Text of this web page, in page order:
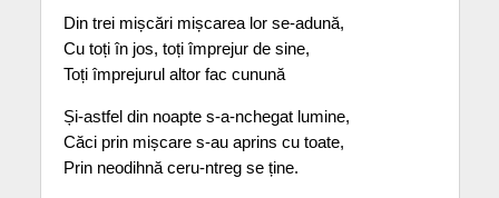
Din trei mișcări mișcarea lor se-adună,
Cu toți în jos, toți împrejur de sine,
Toți împrejurul altor fac cunună
Și-astfel din noapte s-a-nchegat lumine,
Căci prin mișcare s-au aprins cu toate,
Prin neodihnă ceru-ntreg se ține.